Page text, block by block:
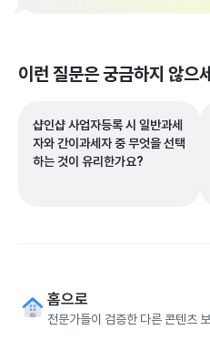
이런 질문은 궁금하지 않으
샵인샵 사업자등록 시 일반과세
자와 간이과세자 중 무엇을 선택
하는 것이 유리한가요?
홈으로
전문가들이 검증한 다른 콘텐츠